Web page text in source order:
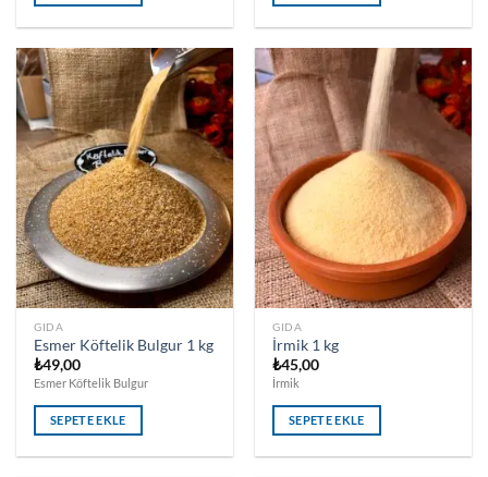
GIDA
Esmer Köftelik Bulgur 1 kg
₺49,00
Esmer Köftelik Bulgur
SEPETE EKLE
GIDA
İrmik 1 kg
₺45,00
İrmik
SEPETE EKLE